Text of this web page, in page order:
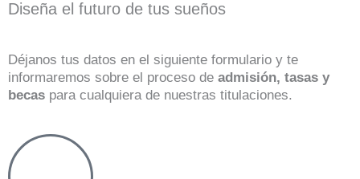
Diseña el futuro de tus sueños
Déjanos tus datos en el siguiente formulario y te
informaremos sobre el proceso de admisión, tasas y
becas para cualquiera de nuestras titulaciones.